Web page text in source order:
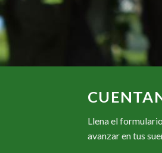
Llena el
avanzar en tus